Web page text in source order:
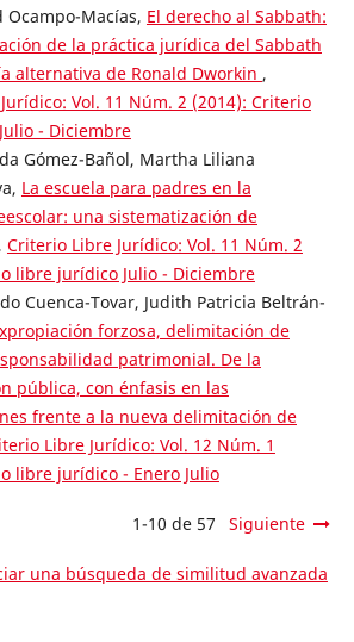
Ocampo-Macías, El derecho al Sabbath:
de la práctica jurídica del Sabbath
alternativa de Ronald Dworkin ,
Vol. 11 Núm. 2 (2014): Criterio
- Diciembre
Gómez-Bañol, Martha Liliana
La escuela para padres en la
una sistematización de
, Criterio Libre Jurídico: Vol. 11 Núm. 2
libre jurídico Julio - Diciembre
Cuenca-Tovar, Judith Patricia Beltrán-
forzosa, delimitación de
patrimonial. De la
pública, con énfasis en las
frente a la nueva delimitación de
Libre Jurídico: Vol. 12 Núm. 1
libre jurídico - Enero Julio
1-10 de 57 Siguiente
una búsqueda de similitud avanzada